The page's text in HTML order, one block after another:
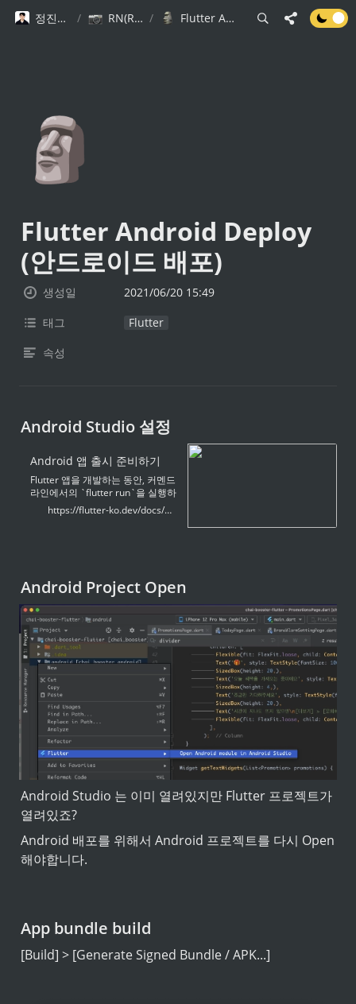
정진규 Software Engineer / RN(React Native), Flutter Mutliplatform / Flutter Android Deploy (안드로이드 배포)
🗿
Flutter Android Deploy
(안드로이드 배포)
생성일
2021/06/20 15:49
태그
Flutter
속성
Android Studio 설정
Android 앱 출시 준비하기
Flutter 앱을 개발하는 동안, 커멘드
라인에서의 `flutter run`을 실행하
거나IDE에 있는 툴바 **Run** 과
**Debug**를 선택하여 앱을 테스
Android, for example to[publish
to the Google Play Store][play],
follow the steps on this page.앱
의 _release_ 버전을...
https://flutter-ko.dev/docs/deployment/android
Android Project Open
Android Studio 는 이미 열려있지만 Flutter 프로젝트가
열려있죠?
Android 배포를 위해서 Android 프로젝트를 다시 Open
해야합니다.
App bundle build
[Build] > [Generate Signed Bundle / APK...]